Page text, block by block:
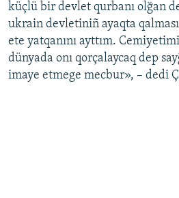
küçlü bir devlet qurbanı olğan
ukrain devletiniñ ayaqta
ete yatqanını ayttım.
dünyada onı qorçalaycaq dep
imaye etmege mecbur», – dedi